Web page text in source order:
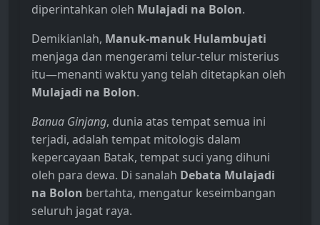
diperintahkan oleh Mulajadi na Bolon.
Demikianlah, Manuk-manuk Hulambujati
menjaga dan mengerami telur-telur misterius
itu—menanti waktu yang telah ditetapkan oleh
Mulajadi na Bolon.
Banua Ginjang, dunia atas tempat semua ini
terjadi, adalah tempat mitologis dalam
kepercayaan Batak, tempat suci yang dihuni
oleh para dewa. Di sanalah Debata Mulajadi
na Bolon bertahta, mengatur keseimbangan
seluruh jagat raya.